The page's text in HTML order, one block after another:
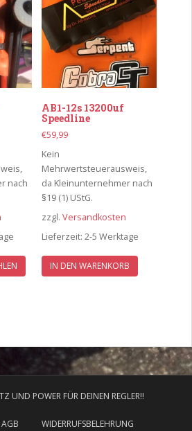
nach
Dieses
Produkt
Die
auf
AB1-12s 13200uf
Speedline
€59,99
Kein
Mehrwertsteuerausweis,
da Kleinunternehmer nach
§19 (1) UStG.
zzgl. Versandkosten
Lieferzeit: 2-5 Werktage
IN DEN WARENKORB
UND POWER FÜR DEINEN REGLER!!
AGB WIDERRUFSBELEHRUNG